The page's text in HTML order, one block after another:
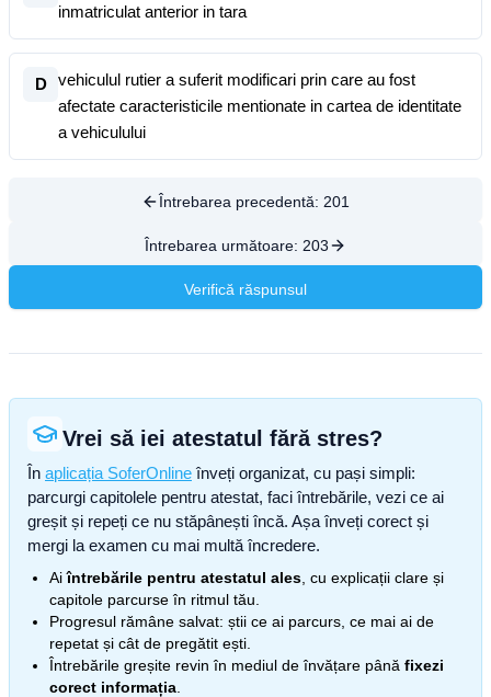
inmatriculat anterior in tara
D
vehiculul rutier a suferit modificari prin care au fost
afectate caracteristicile mentionate in cartea de identitate
a vehiculului
Întrebarea precedentă: 201
Întrebarea următoare: 203
Verifică răspunsul
Vrei să iei atestatul fără stres?
În aplicația SoferOnline înveți organizat, cu pași simpli:
parcurgi capitolele pentru atestat, faci întrebările, vezi ce ai
greșit și repeți ce nu stăpânești încă. Așa înveți corect și
mergi la examen cu mai multă încredere.
Aiîntrebările pentru atestatul ales , cu explicații clare și
capitole parcurse în ritmul tău.
Progresul rămâne salvat: știi ce ai parcurs, ce mai ai de
repetat și cât de pregătit ești.
Întrebările greșite revin în mediul de învățare până fixezi
corect informația